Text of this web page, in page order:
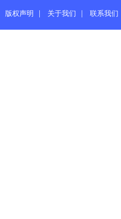
版权声明 | 关于我们 | 联系我们